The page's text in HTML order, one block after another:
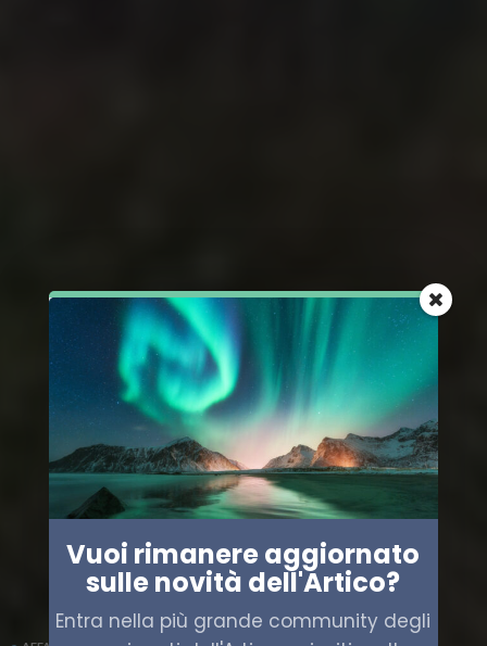
Vuoi rimanere aggiornato
sulle novità dell'Artico?
Entra nella più grande community degli